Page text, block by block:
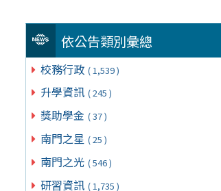
依公告類別彙總
校務行政 ( 1,539 )
升學資訊 ( 245 )
獎助學金 ( 37 )
南門之星 ( 25 )
南門之光 ( 546 )
研習資訊 ( 1,735 )